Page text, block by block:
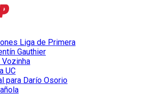
Liga de Primera
Gauthier
Vozinha
UC
para Darío Osorio